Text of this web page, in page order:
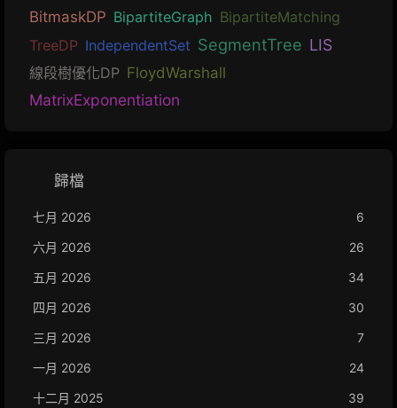
BitmaskDP BipartiteGraph BipartiteMatching
TreeDP IndependentSet SegmentTree LIS
線段樹優化DP FloydWarshall
MatrixExponentiation
歸檔
七月 2026
6
六月 2026
26
五月 2026
34
四月 2026
30
三月 2026
7
一月 2026
24
十二月 2025
39